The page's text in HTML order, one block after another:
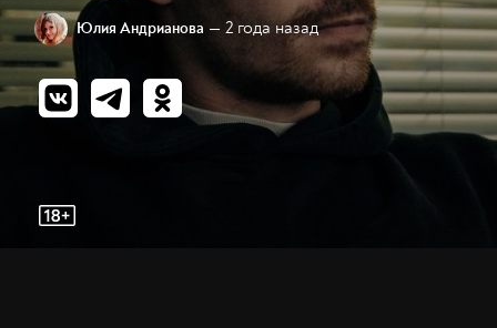
Юлия Андрианова — 2 года назад